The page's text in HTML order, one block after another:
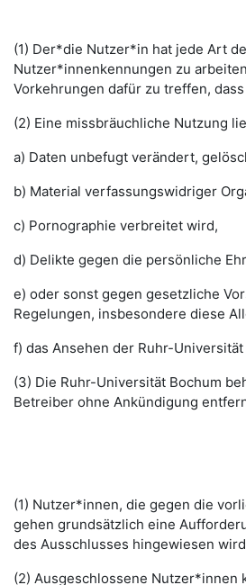
(1) Der*die Nutzer*in hat jede Art
Nutzer*innenkennungen zu
Vorkehrungen dafür zu treffen,
(2) Eine missbräuchliche Nutzung
a) Daten unbefugt verändert,
b) Material verfassungswidriger
c) Pornographie verbreitet wird,
d) Delikte gegen die persönliche
e) oder sonst gegen gesetzliche
Regelungen, insbesondere diese
f) das Ansehen der Ruhr-
(3) Die Ruhr-Universität Bochum
Betreiber ohne Ankündigung
(1) Nutzer*innen, die gegen die
gehen grundsätzlich eine
des Ausschlusses hingewiesen
(2) Ausgeschlossene Nutzer*innen